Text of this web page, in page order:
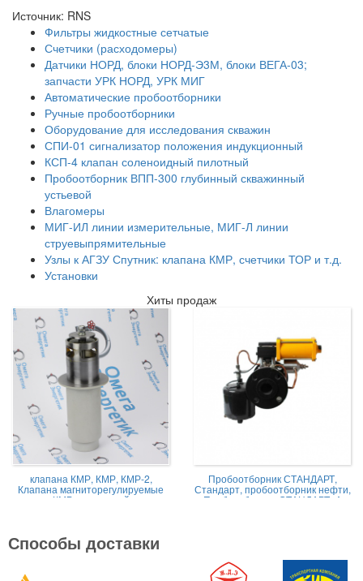
Источник: RNS
Фильтры жидкостные сетчатые
Счетчики (расходомеры)
Датчики НОРД, блоки НОРД-Э3М, блоки ВЕГА-03;
запчасти УРК НОРД, УРК МИГ
Автоматические пробоотборники
Ручные пробоотборники
Оборудование для исследования скважин
СПИ-01 сигнализатор положения индукционный
КСП-4 клапан соленоидный пилотный
Пробоотборник ВПП-300 глубинный скважинный
устьевой
Влагомеры
МИГ-ИЛ линии измерительные, МИГ-Л линии
струевыпрямительные
Узлы к АГЗУ Спутник: клапана КМР, счетчики ТОР и т.д.
Установки
Хиты продаж
клапана КМР, КМР, КМР-2,
Клапана магниторегулируемые
КМР жидкостной
Пробоотборник СТАНДАРТ,
Стандарт, пробоотборник нефти,
Пробоотборник СТАНДАРТ -А
Способы доставки